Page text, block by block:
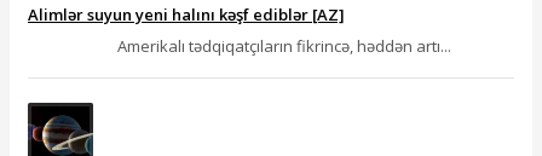
Alimlər suyun yeni halını kəşf ediblər [AZ]
Amerikalı tədqiqatçıların fikrincə, həddən artı...